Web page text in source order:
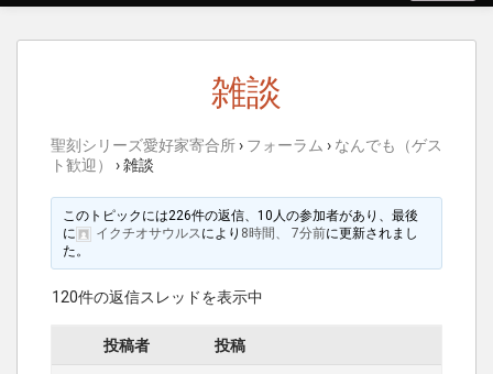
雑談
聖刻シリーズ愛好家寄合所› フォーラム › なんでも（ゲス
ト歓迎）
›雑談
このトピックには226件の返信、10人の参加者があり、最後
に
イクチオサウルスにより 8時間、 7分前に更新されまし
た。
120件の返信スレッドを表示中
投稿者 投稿